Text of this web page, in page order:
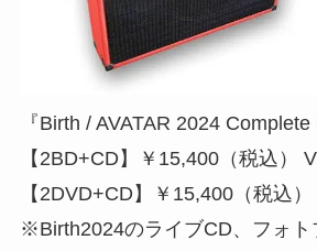
『Birth / AVATAR 2024 Complete
【2BD+CD】￥15,400（税込）
【2DVD+CD】￥15,400（税込
※Birth2024のライブCD、フォト